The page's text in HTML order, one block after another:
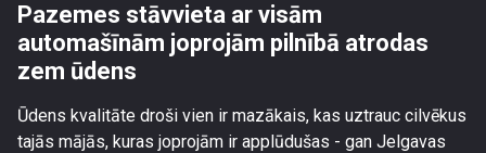
Pazemes stāvvieta ar visām
automašīnām joprojām pilnībā atrodas
zem ūdens
Ūdens kvalitāte droši vien ir mazākais, kas uztrauc cilvēkus
tajās mājās, kuras joprojām ir applūdušas - gan Jelgavas